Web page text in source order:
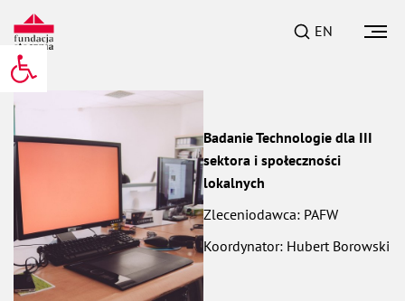
Otwórz pasek narzędzi
EN
Badanie Technologie dla III
sektora i społeczności
lokalnych
Zleceniodawca: PAFW
Koordynator: Hubert Borowski